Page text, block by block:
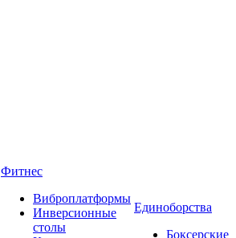
Фитнес
Виброплатформы
Инверсионные
столы
Единоборства
Боксерские